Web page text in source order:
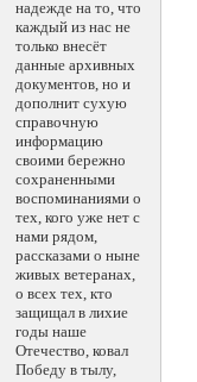
надежде на то, что
каждый из нас не
только внесёт
данные архивных
документов, но и
дополнит сухую
справочную
информацию
своими бережно
сохраненными
воспоминаниями о
тех, кого уже нет с
нами рядом,
рассказами о ныне
живых ветеранах,
о всех тех, кто
защищал в лихие
годы наше
Отечество, ковал
Победу в тылу,